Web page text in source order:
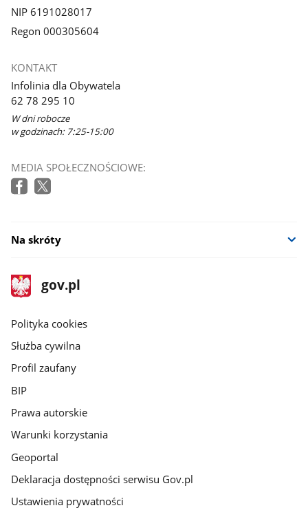
NIP 6191028017
Regon 000305604
KONTAKT
Infolinia dla Obywatela
62 78 295 10
W dni robocze
w godzinach: 7:25-15:00
MEDIA SPOŁECZNOŚCIOWE:
Na skróty
stopka
gov.pl
Strona
gov.pl
gov.pl
Polityka cookies
Służba cywilna
Profil zaufany
BIP
Prawa autorskie
Warunki korzystania
Geoportal
Deklaracja dostępności serwisu Gov.pl
Ustawienia prywatności